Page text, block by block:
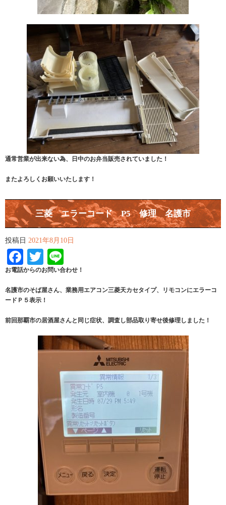
通常営業が出来ない為、日中のお弁当販売されていました！
またよろしくお願いいたします！
三菱 エラーコード P5 修理 名護市
投稿日 2021年8月10日
Facebook
Twitter
お電話からのお問い合わせ！
名護市のそば屋さん、業務用エアコン三菱天カセタイプ、リモコンにエラーコ
ードＰ５表示！
前回那覇市の居酒屋さんと同じ症状、調査し部品取り寄せ後修理しました！